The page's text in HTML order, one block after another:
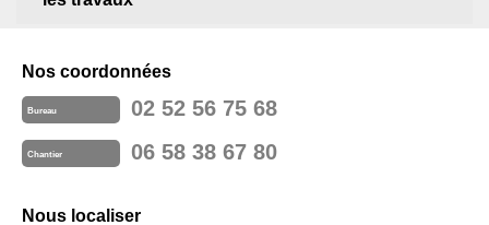
Nos coordonnées
Bureau 02 52 56 75 68
Chantier 06 58 38 67 80
Nous localiser